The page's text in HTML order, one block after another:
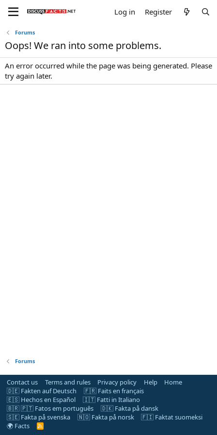
Log in Register
Forums
Oops! We ran into some problems.
An error occurred while the page was being generated. Please
try again later.
Forums
Contact us Terms and rules Privacy policy Help
Home
🇩🇪 Fakten auf Deutsch
🇫🇷 Faits en français
🇪🇸 Hechos en Español
🇮🇹 Fatti in Italiano
🇧🇷 🇵🇹 Fatos em português
🇩🇰 Fakta på dansk
🇸🇪 Fakta på svenska
🇳🇴 Fakta på norsk
🇫🇮 Faktat suomeksi
🌍 Facts
R